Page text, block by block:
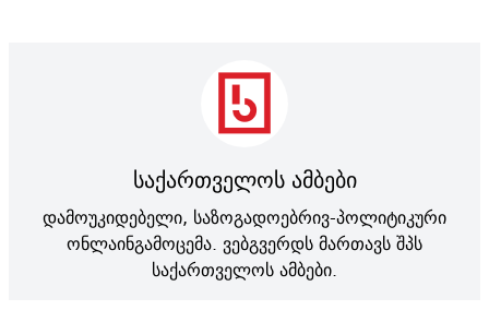
საქართველოს ამბები
დამოუკიდებელი, საზოგადოებრივ-პოლიტიკური
ონლაინგამოცემა. ვებგვერდს მართავს შპს
საქართველოს ამბები.